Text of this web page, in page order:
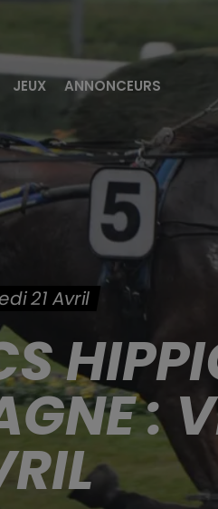
JEUX ANNONCEURS
21 Avril
: